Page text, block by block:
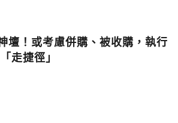
壇！或考慮併購、被收購，執行
走捷徑」